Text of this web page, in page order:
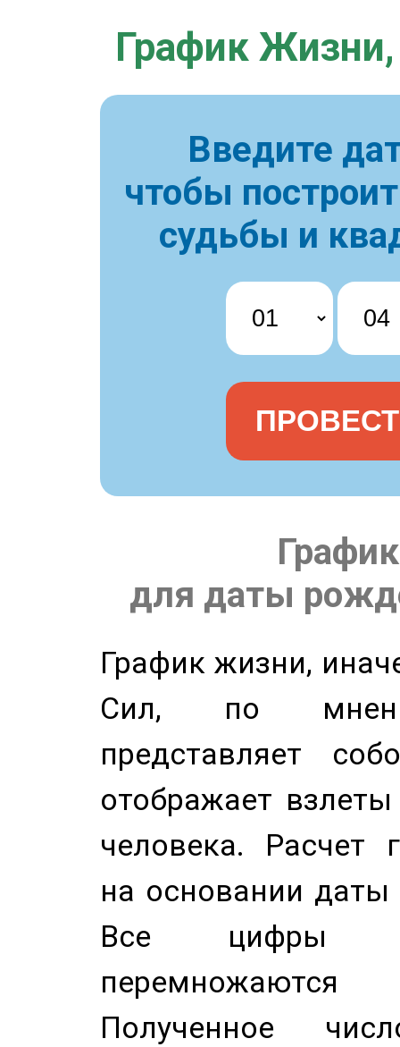
График Жизни,
Введите
чтобы
судьбы и
для даты
График жизни,
Сил, по
представляет
отображает
человека. Расчет
на основании
Все цифры
Полученное